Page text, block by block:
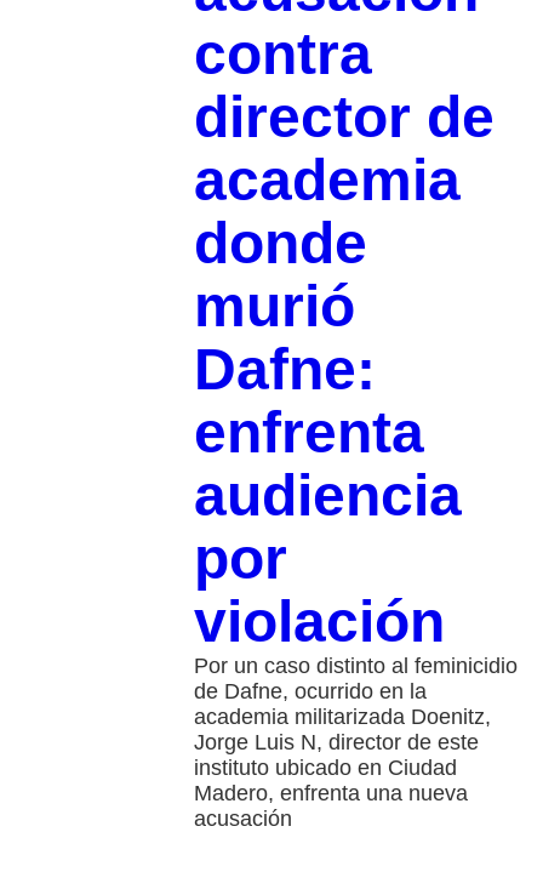
contra
director de
academia
donde
murió
Dafne:
enfrenta
audiencia
por
violación
Por un caso distinto al feminicidio
de Dafne, ocurrido en la
academia militarizada Doenitz,
Jorge Luis N, director de este
instituto ubicado en Ciudad
Madero, enfrenta una nueva
acusación